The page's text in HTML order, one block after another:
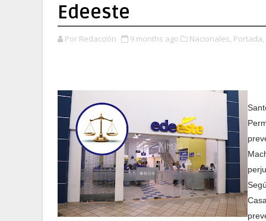
Edeeste
Por Redacción 9 months ago Nacionales, Portada,